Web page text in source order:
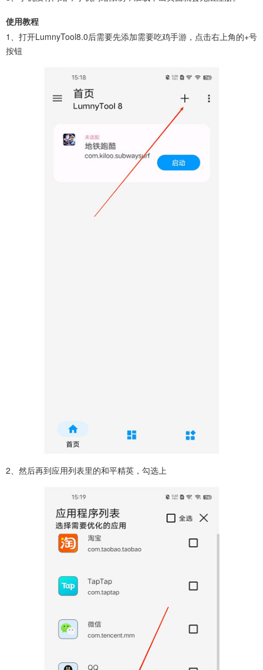
使用教程
1、打开LumnyTool8.0后需要先添加需要吃鸡手游，点击右上角的+号
按钮
2、然后再到应用列表里的和平精英，勾选上